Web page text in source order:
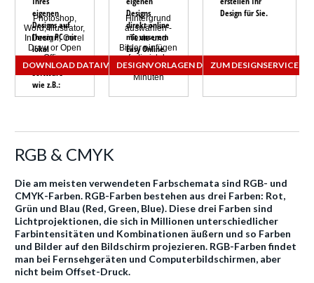
eigenen
Designs auf
Ihrem PC mit
lokal
installierter
Software
wie z.B.:
Photoshop,
Word, Illustrator,
InDesign, Corel
Draw or Open
Office
DOWNLOAD DATAIVORLAGEN
Designs
direkt online
mit unserem
EasyOnline
Designer.
Hintergrund
auswählen -
Texte und
Bilder einfügen
- fertig ist das
Design in
Minuten
DESIGNVORLAGEN DURCHSUCHEN
Design für Sie.
ZUM DESIGNSERVICE
RGB & CMYK
Die am meisten verwendeten Farbschemata sind RGB- und
CMYK-Farben. RGB-Farben bestehen aus drei Farben: Rot,
Grün und Blau (Red, Green, Blue). Diese drei Farben sind
Lichtprojektionen, die sich in Millionen unterschiedlicher
Farbintensitäten und Kombinationen äußern und so Farben
und Bilder auf den Bildschirm projezieren. RGB-Farben findet
man bei Fernsehgeräten und Computerbildschirmen, aber
nicht beim Offset-Druck.